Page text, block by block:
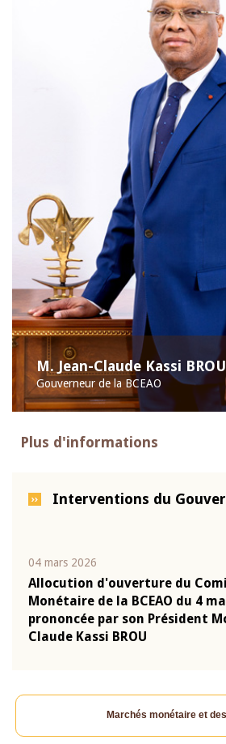
M. Jean-Claude Kassi BROU
Gouverneur de la BCEAO
Plus d'informations
Interventions du
04 mars 2026
Allocution d'ouverture du
Monétaire de la BCEAO du 4
prononcée par son Président
Claude Kassi BROU
Marchés monétaire et